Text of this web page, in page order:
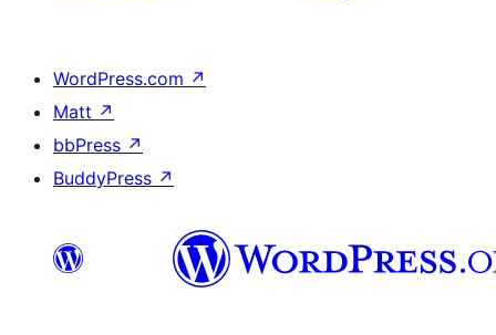
WordPress.com ↗
Matt ↗
bbPress ↗
BuddyPress ↗